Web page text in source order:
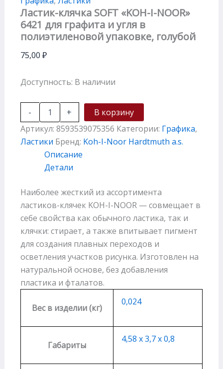
Ластик-клячка SOFT «KOH-I-NOOR»
6421 для графита и угля в
полиэтиленовой упаковке, голубой
75,00 ₽
Доступность: В наличии
- +
В корзину
Артикул: 8593539075356 Категории: Графика,
Ластики Бренд: Koh-I-Noor Hardtmuth a.s.
Описание
Детали
Наиболее жесткий из ассортимента
ластиков-клячек KOH-I-NOOR — совмещает в
себе свойства как обычного ластика, так и
клячки: стирает, а также впитывает пигмент
для создания плавных переходов и
осветления участков рисунка. Изготовлен на
натуральной основе, без добавления
пластика и фталатов.
Вес в изделии (кг)
0,024
Габариты
4,58 х 3,7 х 0,8